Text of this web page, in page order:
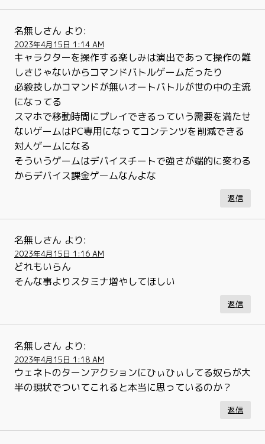
名無しさん より:
2023年4月15日 1:14 AM
キャラクターを操作する楽しみは演出であって操作の難
しさじゃないからコマンドバトルゲームだったり
必殺技しかコマンドが無いオートバトルが世の中の主流
になってる
スマホで移動時間にプレイできるっていう需要を満たせ
ないゲームはPC専用になってコンテンツを削減できる
対人ゲームになる
そういうゲームはデバイスチートで強さが端的に変わる
からデバイス課金ゲームなんよな
返信
名無しさん より:
2023年4月15日 1:16 AM
どれもいらん
そんな事よりスタミナ増やしてほしい
返信
名無しさん より:
2023年4月15日 1:18 AM
ウェネトのターンアクションにひぃひぃしてる奴らが大
半の現状でついてこれると本当に思っているのか？
返信